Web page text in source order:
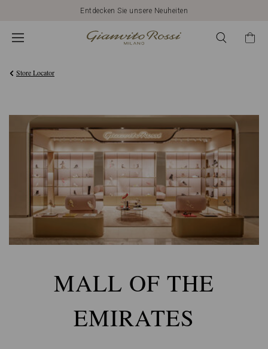
Entdecken Sie unsere Neuheiten
Store Locator
MALL OF THE
EMIRATES